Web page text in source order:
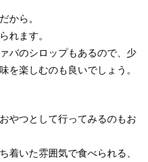
から。
れます。
バのシロップもあるので、少
を楽しむのも良いでしょう。
やつとして行ってみるのもお
着いた雰囲気で食べられる、